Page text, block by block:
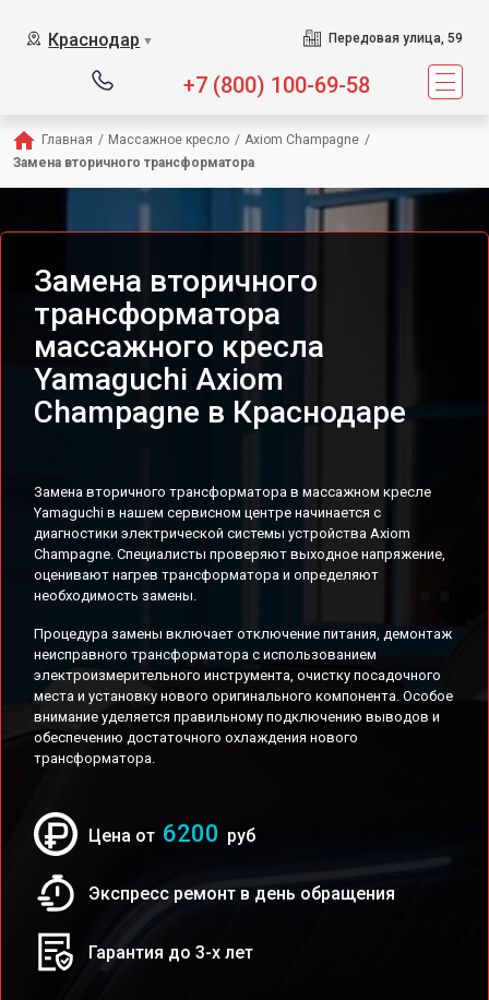
Краснодар ▼ Передовая улица, 59
+7 (800) 100-69-58
Главная / Массажное кресло / Axiom Champagne /
Замена вторичного трансформатора
Замена вторичного
трансформатора
массажного кресла
Yamaguchi Axiom
Champagne в Краснодаре
Замена вторичного трансформатора в массажном кресле
Yamaguchi в нашем сервисном центре начинается с
диагностики электрической системы устройства Axiom
Champagne. Специалисты проверяют выходное напряжение,
оценивают нагрев трансформатора и определяют
необходимость замены.
Процедура замены включает отключение питания, демонтаж
неисправного трансформатора с использованием
электроизмерительного инструмента, очистку посадочного
места и установку нового оригинального компонента. Особое
внимание уделяется правильному подключению выводов и
обеспечению достаточного охлаждения нового
трансформатора.
Цена от 6200 руб
Экспресс ремонт в день обращения
Гарантия до 3-х лет